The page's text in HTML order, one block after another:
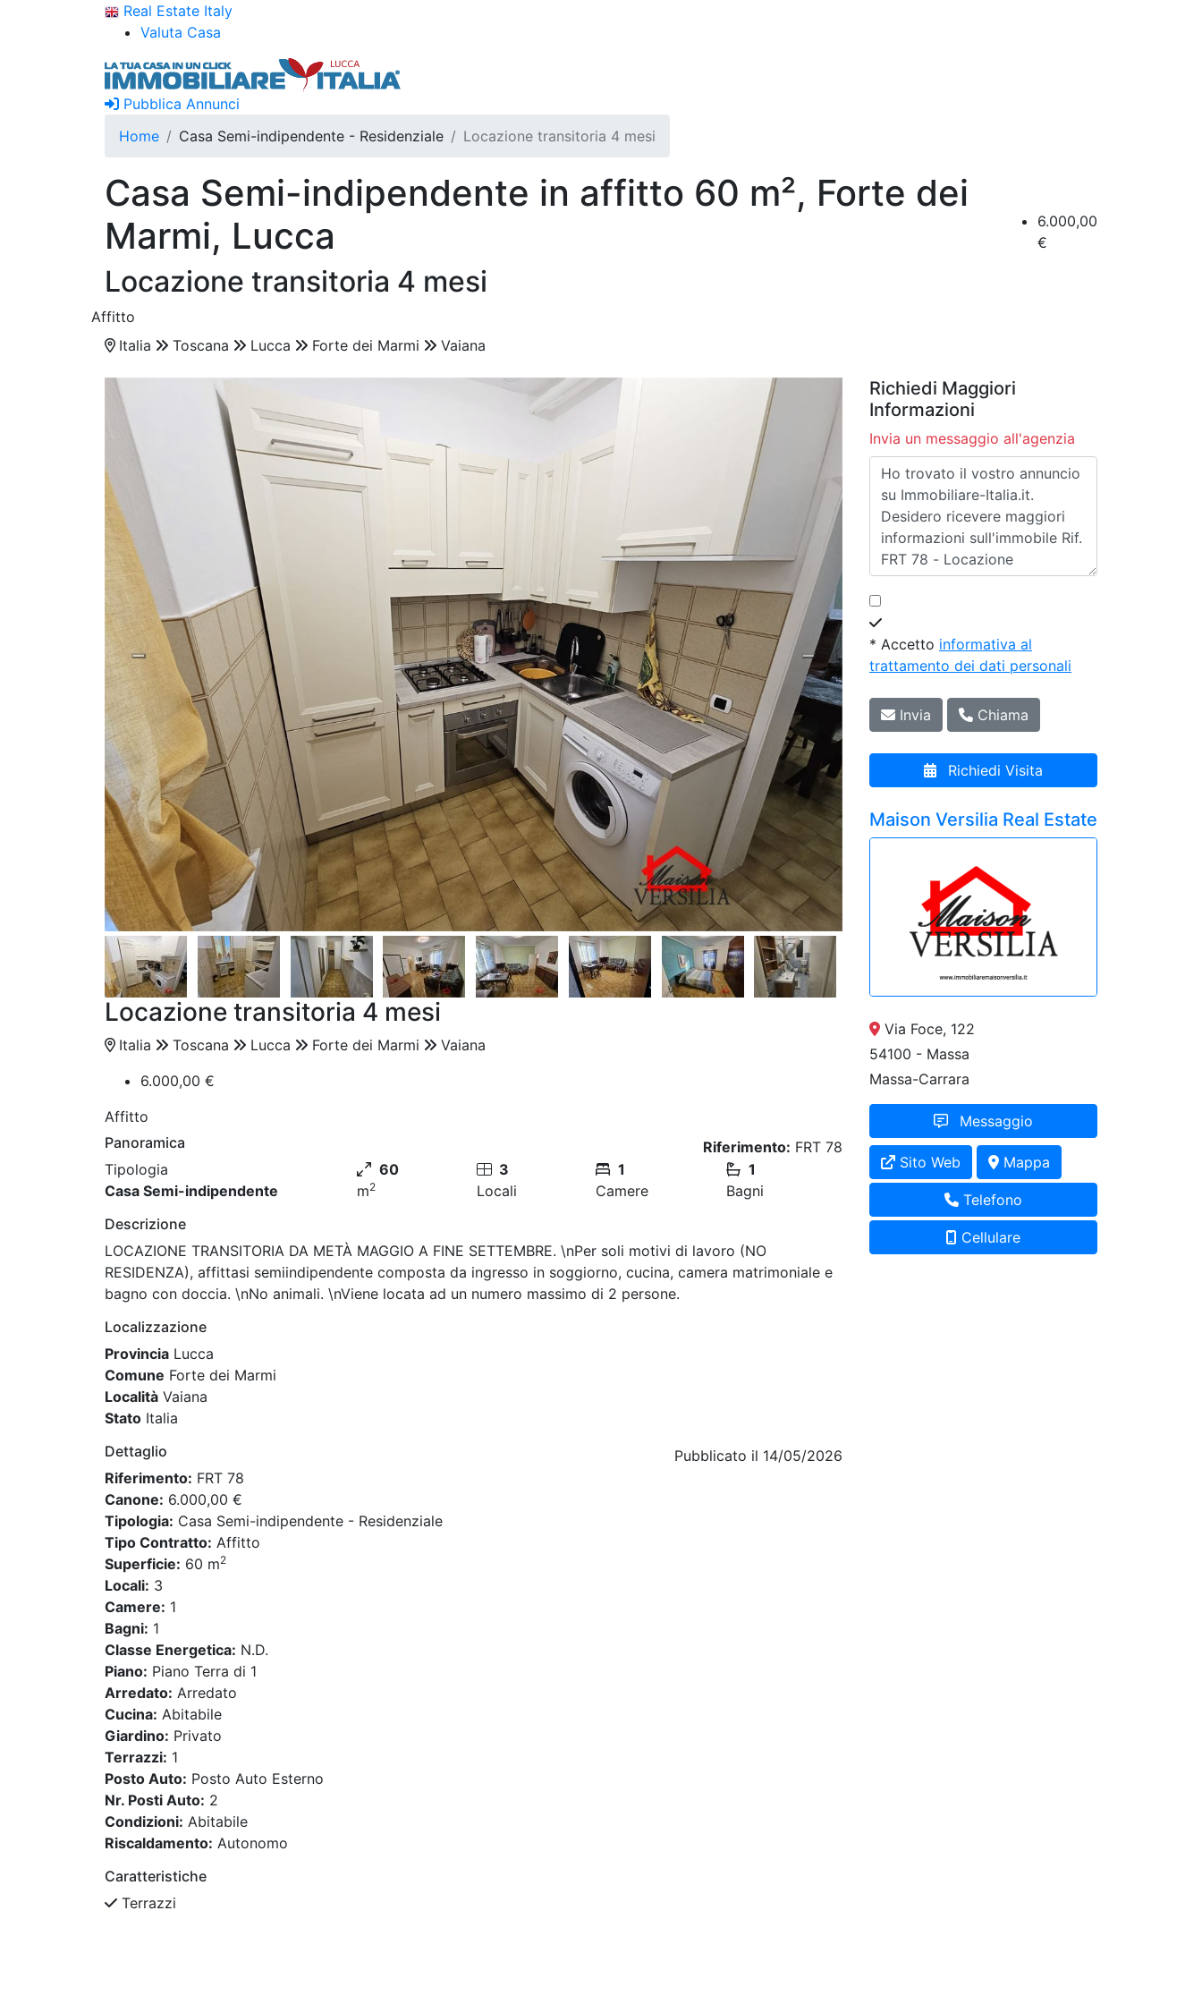
Real Estate Italy
Valuta Casa
Pubblica Annunci
Home
Casa Semi-indipendente - Residenziale Locazione transitoria 4 mesi
Casa Semi-indipendente in affitto 60 m², Forte dei
Marmi, Lucca
Locazione transitoria 4 mesi
6.000,00
€
Affitto
Italia
Toscana Lucca Forte dei Marmi Vaiana
Locazione transitoria 4 mesi
Italia Toscana Lucca Forte dei Marmi
Vaiana
6.000,00 €
Affitto
Panoramica
Riferimento: FRT 78
Tipologia
Casa Semi-indipendente
60
m2
3
Locali
1
Camere
1
Bagni
Descrizione
LOCAZIONE TRANSITORIA DA METÀ MAGGIO A FINE SETTEMBRE. \nPer soli motivi di lavoro (NO
RESIDENZA), affittasi semiindipendente composta da ingresso in soggiorno, cucina, camera matrimoniale e
bagno con doccia. \nNo animali. \nViene locata ad un numero massimo di 2 persone.
Localizzazione
Provincia Lucca
Comune Forte dei Marmi
Località Vaiana
Stato Italia
Dettaglio
Pubblicato il 14/05/2026
Riferimento: FRT 78
Canone: 6.000,00 €
Tipologia: Casa Semi-indipendente - Residenziale
Tipo Contratto: Affitto
Superficie: 60 m2
Locali: 3
Camere: 1
Bagni: 1
Classe Energetica: N.D.
Piano: Piano Terra di 1
Arredato: Arredato
Cucina: Abitabile
Giardino: Privato
Terrazzi: 1
Posto Auto: Posto Auto Esterno
Nr. Posti Auto: 2
Condizioni: Abitabile
Riscaldamento: Autonomo
Caratteristiche
Terrazzi
Richiedi Maggiori
Informazioni
Invia un messaggio all'agenzia
* Accetto informativa al
trattamento dei dati personali
Invia Chiama
Richiedi Visita
Maison Versilia Real Estate
Via Foce, 122
54100 - Massa
Massa-Carrara
Messaggio
Sito Web Mappa
Telefono
Cellulare